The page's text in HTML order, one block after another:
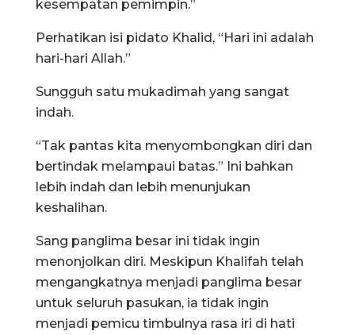
kesempatan pemimpin.”
Perhatikan isi pidato Khalid, “Hari ini adalah
hari-hari Allah.”
Sungguh satu mukadimah yang sangat
indah.
“Tak pantas kita menyombongkan diri dan
bertindak melampaui batas.” Ini bahkan
lebih indah dan lebih menunjukan
keshalihan.
Sang panglima besar ini tidak ingin
menonjolkan diri. Meskipun Khalifah telah
mengangkatnya menjadi panglima besar
untuk seluruh pasukan, ia tidak ingin
menjadi pemicu timbulnya rasa iri di hati